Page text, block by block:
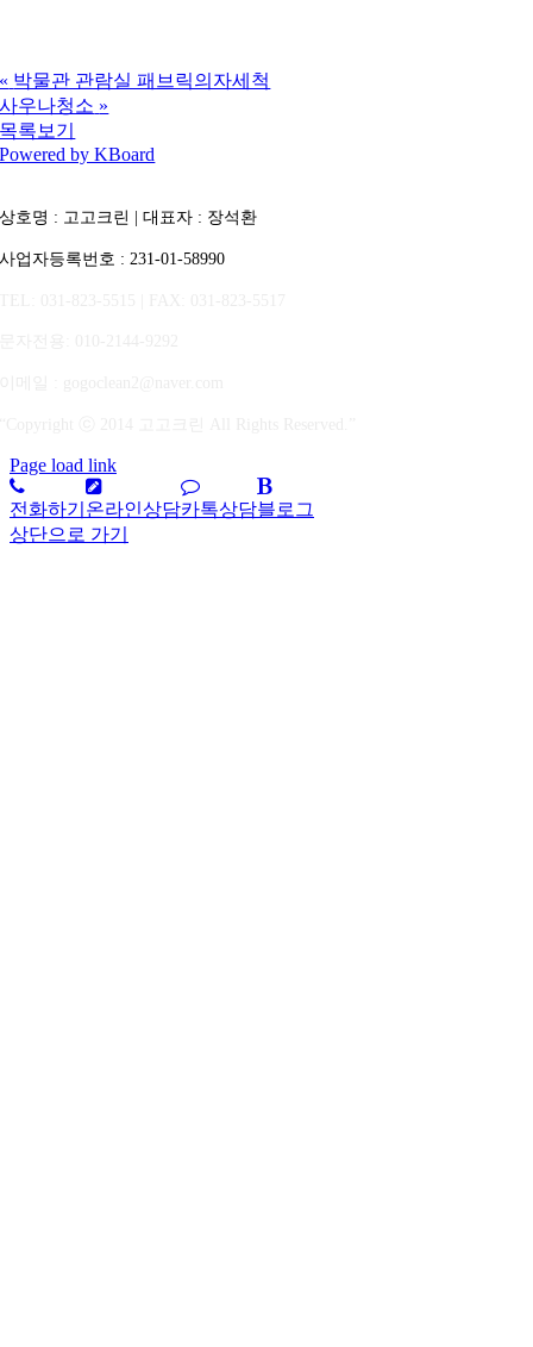
« 박물관 관람실 패브릭의자세척
사우나청소 »
목록보기
Powered by KBoard
상호명 : 고고크린 | 대표자 : 장석환
사업자등록번호 : 231-01-58990
Page load link
전화하기 온라인상담카톡상담블로그
상단으로 가기